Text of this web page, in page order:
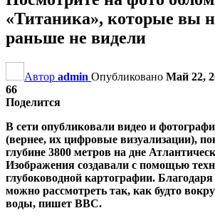
«Титаника», которые вы
раньше не видели
Автор admin Опубликовано Май 22,
66
Поделится
В сети опубликовали видео и
(вернее, их цифровые визуализации),
глубине 3800 метров на дне
Изображения создавали с помощью
глубоководной картографии.
можно рассмотреть так, как будто
воды, пишет BBC.